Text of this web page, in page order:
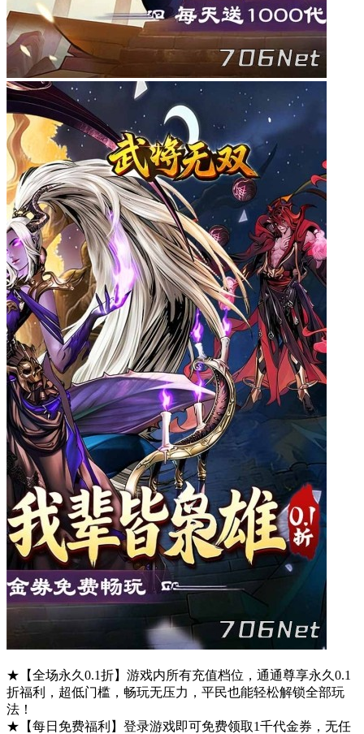
★【全场永久0.1折】游戏内所有充值档位，通通尊享永久0.1
折福利，超低门槛，畅玩无压力，平民也能轻松解锁全部玩
法！
★【每日免费福利】登录游戏即可免费领取1千代金券，无任